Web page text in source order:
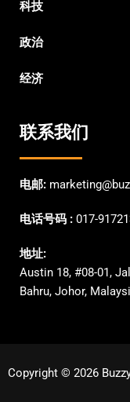
科技
政治
经济
联系我们
电邮:
电话号码 : 017-
地址:
Austin 18, #08-01,
Bahru, Johor,
Copyright © 2026